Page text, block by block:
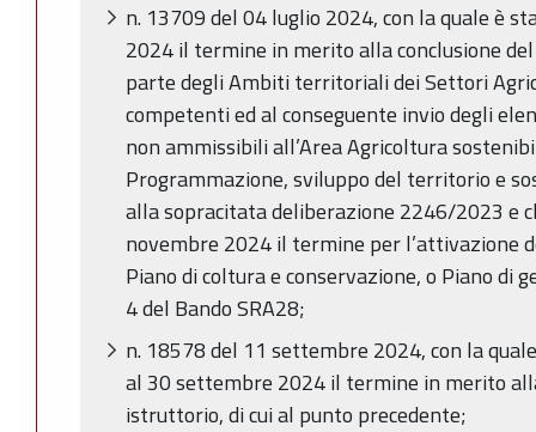
n. 13709 del 04 luglio 2024, con la quale è
2024 il termine in merito alla conclusione
parte degli Ambiti territoriali dei Settori
competenti ed al conseguente invio degli
non ammissibili all’Area Agricoltura
Programmazione, sviluppo del territorio e
alla sopracitata deliberazione 2246/2023 e
novembre 2024 il termine per l’attivazione
Piano di coltura e conservazione, o Piano di
4 del Bando SRA28;
n. 18578 del 11 settembre 2024, con la
al 30 settembre 2024 il termine in merito
istruttorio, di cui al punto precedente;